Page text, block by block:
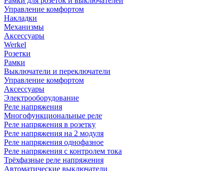
Управление комфортом
Накладки
Механизмы
Аксессуары
Werkel
Розетки
Рамки
Выключатели и переключатели
Управление комфортом
Аксессуары
Электрооборудование
Реле напряжения
Многофункциональные реле
Реле напряжения в розетку
Реле напряжения на 2 модуля
Реле напряжения однофазное
Реле напряжения с контролем тока
Трёхфазные реле напряжения
Автоматические выключатели